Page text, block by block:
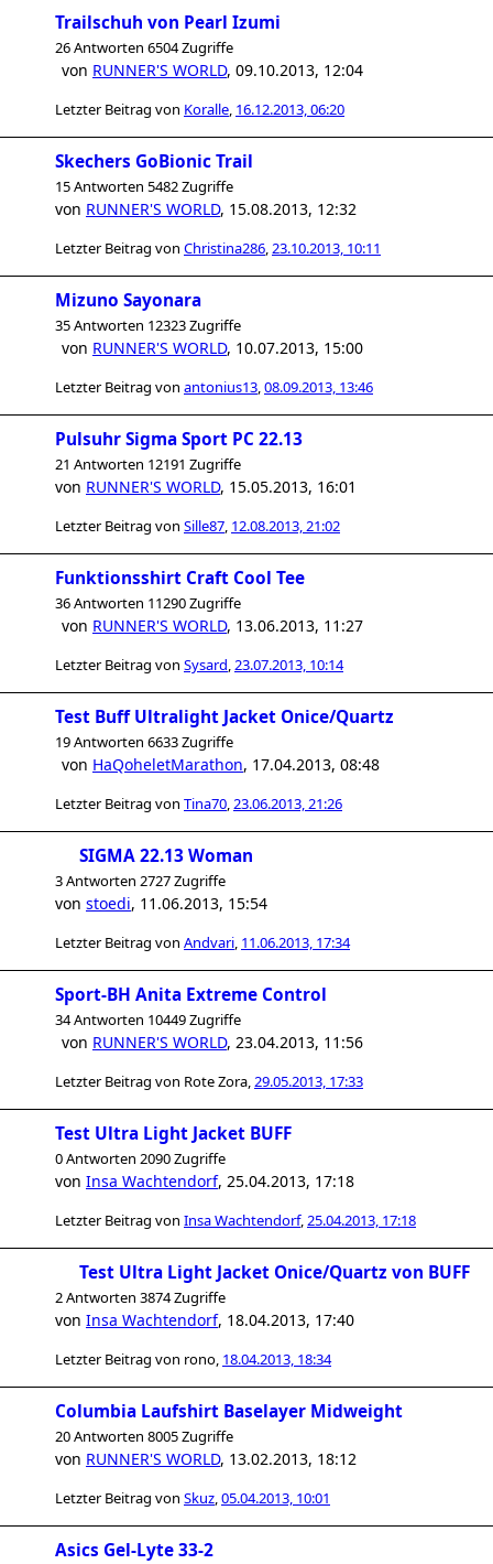
Trailschuh von Pearl Izumi
26 Antworten 6504 Zugriffe
von RUNNER'S WORLD, 09.10.2013, 12:04
Letzter Beitrag von Koralle, 16.12.2013, 06:20
Skechers GoBionic Trail
15 Antworten 5482 Zugriffe
von RUNNER'S WORLD, 15.08.2013, 12:32
Letzter Beitrag von Christina286,23.10.2013, 10:11
Mizuno Sayonara
35 Antworten 12323 Zugriffe
von RUNNER'S WORLD, 10.07.2013, 15:00
Letzter Beitrag von antonius13,08.09.2013, 13:46
Pulsuhr Sigma Sport PC 22.13
21 Antworten 12191 Zugriffe
von RUNNER'S WORLD, 15.05.2013, 16:01
Letzter Beitrag von Sille87, 12.08.2013, 21:02
Funktionsshirt Craft Cool Tee
36 Antworten 11290 Zugriffe
von RUNNER'S WORLD, 13.06.2013, 11:27
Letzter Beitrag von Sysard,23.07.2013, 10:14
Test Buff Ultralight Jacket Onice/Quartz
19 Antworten 6633 Zugriffe
von HaQoheletMarathon, 17.04.2013, 08:48
Letzter Beitrag von Tina70,23.06.2013, 21:26
SIGMA 22.13 Woman
3 Antworten 2727 Zugriffe
von stoedi, 11.06.2013, 15:54
Letzter Beitrag von Andvari, 11.06.2013, 17:34
Sport-BH Anita Extreme Control
34 Antworten 10449 Zugriffe
von RUNNER'S WORLD, 23.04.2013, 11:56
Letzter Beitrag von Rote Zora,29.05.2013, 17:33
Test Ultra Light Jacket BUFF
0 Antworten 2090 Zugriffe
von Insa Wachtendorf, 25.04.2013, 17:18
Letzter Beitrag von Insa Wachtendorf,25.04.2013, 17:18
Test Ultra Light Jacket Onice/Quartz von BUFF
2 Antworten 3874 Zugriffe
von Insa Wachtendorf, 18.04.2013, 17:40
Letzter Beitrag von rono, 18.04.2013, 18:34
Columbia Laufshirt Baselayer Midweight
20 Antworten 8005 Zugriffe
von RUNNER'S WORLD, 13.02.2013, 18:12
Letzter Beitrag von Skuz,05.04.2013, 10:01
Asics Gel-Lyte 33-2